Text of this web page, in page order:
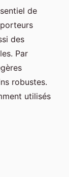
de
des
Par
robustes.
utilisés